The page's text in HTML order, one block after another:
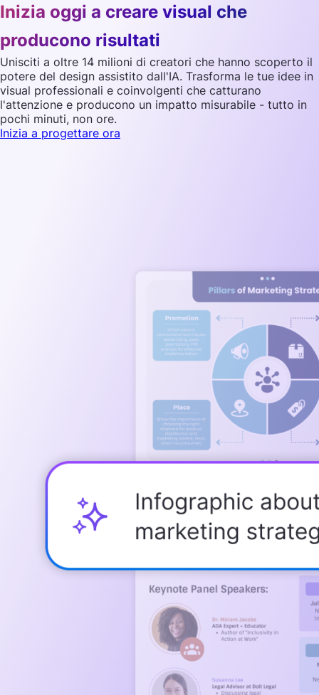
Inizia oggi a creare visual che
producono risultati
Unisciti a oltre 14 milioni di creatori che hanno scoperto il
potere del design assistito dall'IA. Trasforma le tue idee in
visual professionali e coinvolgenti che catturano
l'attenzione e producono un impatto misurabile - tutto in
pochi minuti, non ore.
Inizia a progettare ora